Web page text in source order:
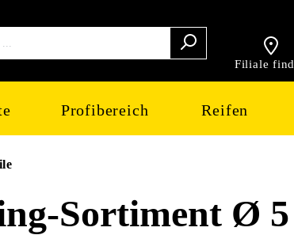
Filiale
Profibereich Reifen
Sortiment Ø 5